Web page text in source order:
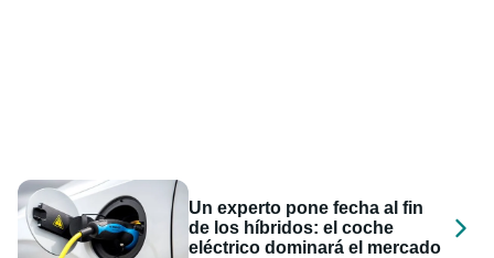
Un experto pone fecha al fin
de los híbridos: el coche
eléctrico dominará el mercado